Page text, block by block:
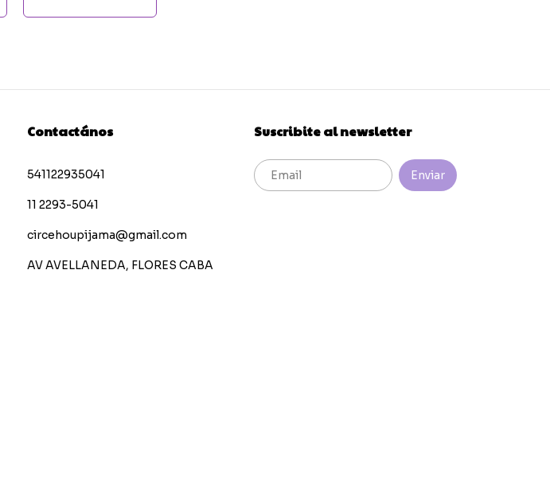
Contactános
541122935041
11 2293-5041
circehoupijama@gmail.com
AV AVELLANEDA, FLORES CABA
Suscribite al newsletter